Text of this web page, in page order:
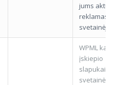
jums
reklamas
svetainėje.
WPML kalbų
įskiepio
slapukai, skirti
svetainės